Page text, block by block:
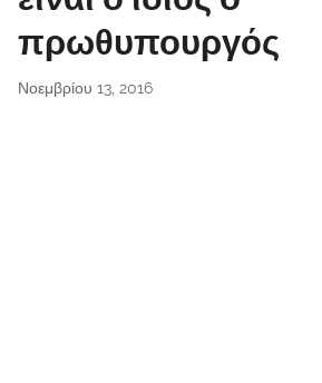
πρωθυπουργός
Νοεμβρίου 13, 2016